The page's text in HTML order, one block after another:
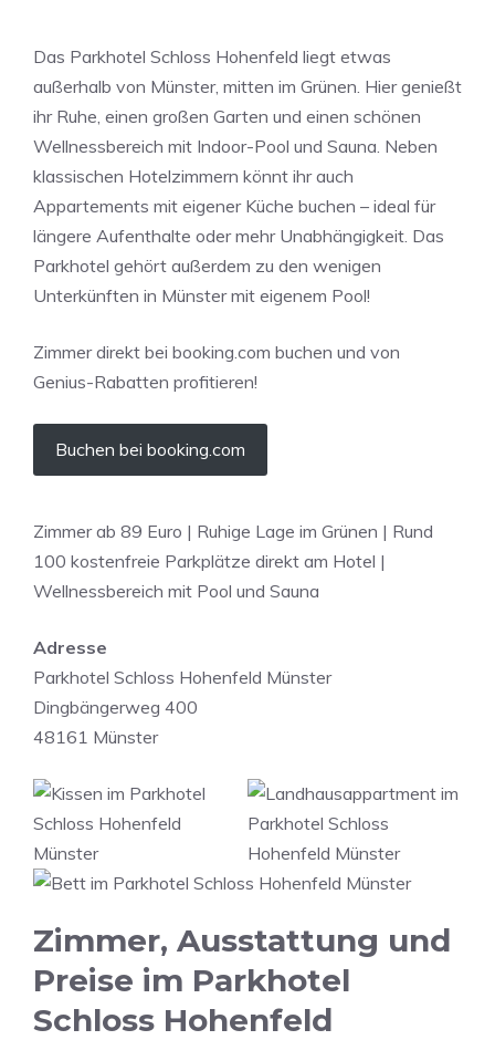
Das Parkhotel Schloss Hohenfeld liegt etwas
außerhalb von Münster, mitten im Grünen. Hier genießt
ihr Ruhe, einen großen Garten und einen schönen
Wellnessbereich mit Indoor-Pool und Sauna. Neben
klassischen Hotelzimmern könnt ihr auch
Appartements mit eigener Küche buchen – ideal für
längere Aufenthalte oder mehr Unabhängigkeit. Das
Parkhotel gehört außerdem zu den wenigen
Unterkünften in Münster mit eigenem Pool!
Zimmer direkt bei booking.com buchen und von
Genius-Rabatten profitieren!
Buchen bei booking.com
Zimmer ab 89 Euro | Ruhige Lage im Grünen | Rund
100 kostenfreie Parkplätze direkt am Hotel |
Wellnessbereich mit Pool und Sauna
Adresse
Parkhotel Schloss Hohenfeld Münster
Dingbängerweg 400
48161 Münster
Zimmer, Ausstattung und
Preise im Parkhotel
Schloss Hohenfeld